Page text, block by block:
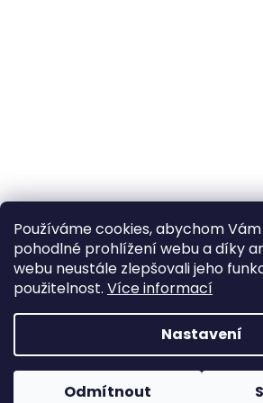
Používáme cookies, abychom
pohodlné prohlížení webu a díky
webu neustále zlepšovali jeho
použitelnost. Více informací
Nastavení
Odmítnout
Sledovat na Instagramu
Vytvořil Shoptet
Copyright 2026Poctivý komín.
vyhrazena.
Upravit